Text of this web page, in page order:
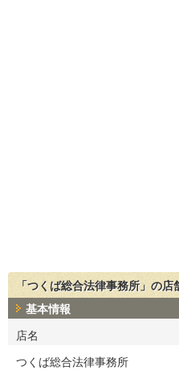
「つくば総合法律事務所」の店
基本情報
店名
つくば総合法律事務所